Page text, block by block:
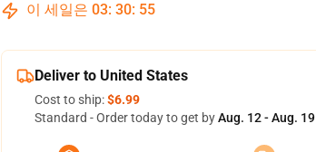
이 세일은 03: 30: 54
Deliver to United States
Cost to ship:$6.99
Standard - Order today to get byAug. 12 - Aug. 19